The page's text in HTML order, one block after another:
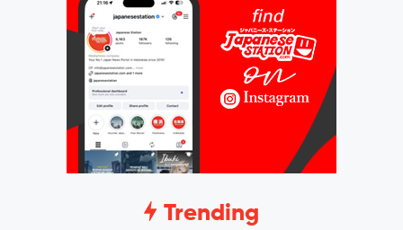
Trending